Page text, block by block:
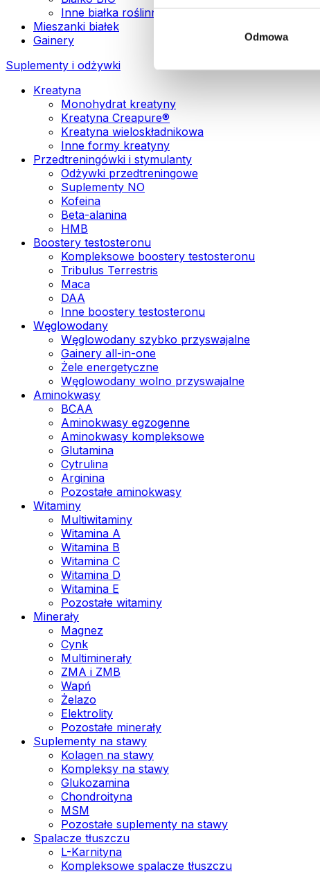
Odmowa
Inne białka roślinne
Mieszanki białek
Gainery
Suplementy i odżywki
Kreatyna
Monohydrat kreatyny
Kreatyna Creapure®
Kreatyna wieloskładnikowa
Inne formy kreatyny
Przedtreningówki i stymulanty
Odżywki przedtreningowe
Suplementy NO
Kofeina
Beta-alanina
HMB
Boostery testosteronu
Kompleksowe boostery testosteronu
Tribulus Terrestris
Maca
DAA
Inne boostery testosteronu
Węglowodany
Węglowodany szybko przyswajalne
Gainery all-in-one
Żele energetyczne
Węglowodany wolno przyswajalne
Aminokwasy
BCAA
Aminokwasy egzogenne
Aminokwasy kompleksowe
Glutamina
Cytrulina
Arginina
Pozostałe aminokwasy
Witaminy
Multiwitaminy
Witamina A
Witamina B
Witamina C
Witamina D
Witamina E
Pozostałe witaminy
Minerały
Magnez
Cynk
Multiminerały
ZMA i ZMB
Wapń
Żelazo
Elektrolity
Pozostałe minerały
Suplementy na stawy
Kolagen na stawy
Kompleksy na stawy
Glukozamina
Chondroityna
MSM
Pozostałe suplementy na stawy
Spalacze tłuszczu
L-Karnityna
Kompleksowe spalacze tłuszczu